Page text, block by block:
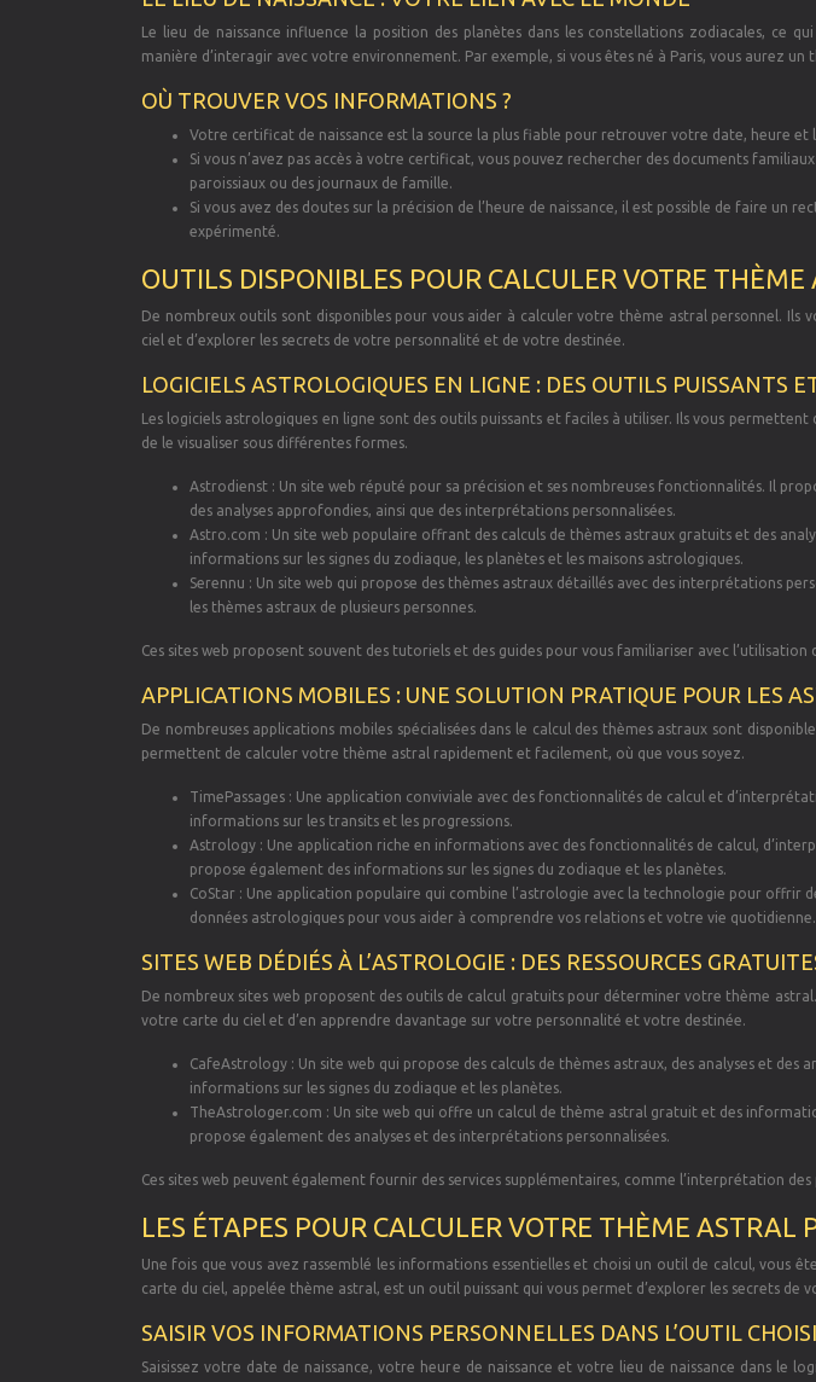
Le lieu de naissance influence la position des planètes dans les constellations zodiacales, ce
manière d’interagir avec votre environnement. Par exemple, si vous êtes né à Paris, vous aurez
OÙ TROUVER VOS INFORMATIONS ?
Votre certificat de naissance est la source la plus fiable pour retrouver votre date, heure et
Si vous n’avez pas accès à votre certificat, vous pouvez rechercher des documents
paroissiaux ou des journaux de famille.
Si vous avez des doutes sur la précision de l’heure de naissance, il est possible de faire un
expérimenté.
OUTILS DISPONIBLES POUR CALCULER VOTRE THÈME
De nombreux outils sont disponibles pour vous aider à calculer votre thème astral personnel.
ciel et d’explorer les secrets de votre personnalité et de votre destinée.
LOGICIELS ASTROLOGIQUES EN LIGNE : DES OUTILS PUISSANTS
Les logiciels astrologiques en ligne sont des outils puissants et faciles à utiliser. Ils vous
de le visualiser sous différentes formes.
Astrodienst : Un site web réputé pour sa précision et ses nombreuses fonctionnalités. Il
des analyses approfondies, ainsi que des interprétations personnalisées.
Astro.com : Un site web populaire offrant des calculs de thèmes astraux gratuits et des
informations sur les signes du zodiaque, les planètes et les maisons astrologiques.
Serennu : Un site web qui propose des thèmes astraux détaillés avec des interprétations
les thèmes astraux de plusieurs personnes.
Ces sites web proposent souvent des tutoriels et des guides pour vous familiariser avec l’utilisation
APPLICATIONS MOBILES : UNE SOLUTION PRATIQUE POUR LES
De nombreuses applications mobiles spécialisées dans le calcul des thèmes astraux sont
permettent de calculer votre thème astral rapidement et facilement, où que vous soyez.
TimePassages : Une application conviviale avec des fonctionnalités de calcul et
informations sur les transits et les progressions.
Astrology : Une application riche en informations avec des fonctionnalités de calcul,
propose également des informations sur les signes du zodiaque et les planètes.
CoStar : Une application populaire qui combine l’astrologie avec la technologie pour offrir
données astrologiques pour vous aider à comprendre vos relations et votre vie quotidienne.
SITES WEB DÉDIÉS À L’ASTROLOGIE : DES RESSOURCES
De nombreux sites web proposent des outils de calcul gratuits pour déterminer votre thème
votre carte du ciel et d’en apprendre davantage sur votre personnalité et votre destinée.
CafeAstrology : Un site web qui propose des calculs de thèmes astraux, des analyses et des
informations sur les signes du zodiaque et les planètes.
TheAstrologer.com : Un site web qui offre un calcul de thème astral gratuit et des
propose également des analyses et des interprétations personnalisées.
Ces sites web peuvent également fournir des services supplémentaires, comme l’interprétation
LES ÉTAPES POUR CALCULER VOTRE THÈME ASTRAL
Une fois que vous avez rassemblé les informations essentielles et choisi un outil de calcul, vous
carte du ciel, appelée thème astral, est un outil puissant qui vous permet d’explorer les secrets de
SAISIR VOS INFORMATIONS PERSONNELLES DANS L’OUTIL CHOISI
Saisissez votre date de naissance, votre heure de naissance et votre lieu de naissance dans le